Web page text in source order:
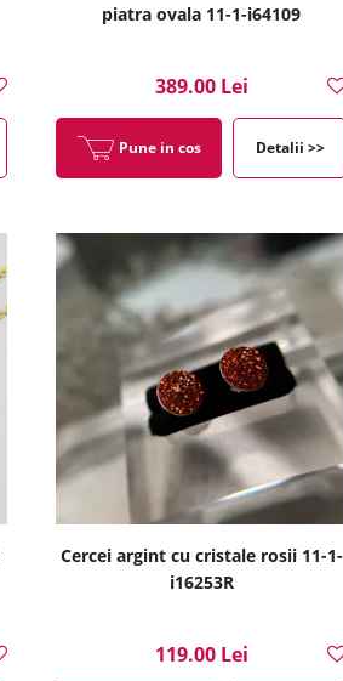
piatra ovala 11-1-i64109
389.00 Lei
Pune in cos Detalii >>
Cercei argint cu cristale rosii 11-1-
i16253R
119.00 Lei